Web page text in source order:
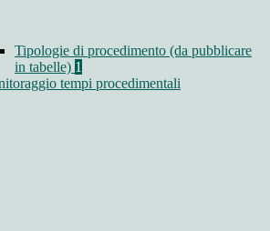
Tipologie di procedimento (da pubblicare
in tabelle) 1
tempi procedimentali